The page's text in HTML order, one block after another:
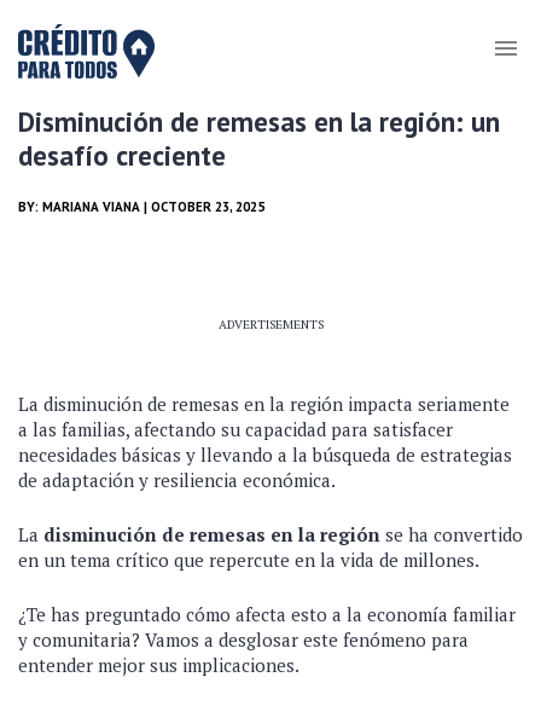
Disminución de remesas en la región: un
desafío creciente
BY: MARIANA VIANA | OCTOBER 23, 2025
ADVERTISEMENTS
La disminución de remesas en la región impacta seriamente
a las familias, afectando su capacidad para satisfacer
necesidades básicas y llevando a la búsqueda de estrategias
de adaptación y resiliencia económica.
La disminución de remesas en la región se ha convertido
en un tema crítico que repercute en la vida de millones.
¿Te has preguntado cómo afecta esto a la economía familiar
y comunitaria? Vamos a desglosar este fenómeno para
entender mejor sus implicaciones.